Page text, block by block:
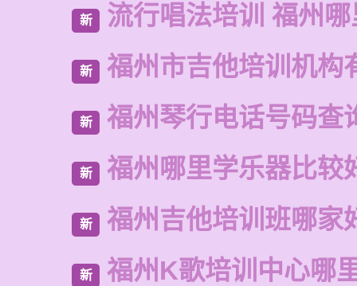
新 流行唱法培训 福州
新 福州市吉他培训机构
新 福州琴行电话号码查
新 福州哪里学乐器比较
新 福州吉他培训班哪家
新 福州K歌培训中心哪